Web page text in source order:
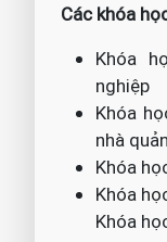
Các khóa
Khóa
nghiệp
Khóa
nhà
Khóa
Khóa
Khóa